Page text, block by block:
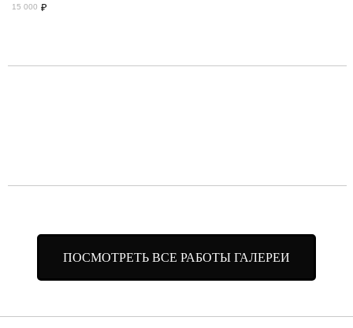
15 000 ₽
ПОСМОТРЕТЬ ВСЕ РАБОТЫ ГАЛЕРЕИ